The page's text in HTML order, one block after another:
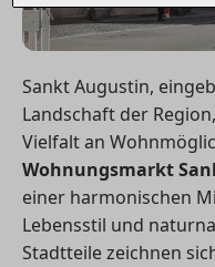
Sankt Augustin,
Landschaft der
Vielfalt an
Wohnungsmarkt
einer harmonischen
Lebensstil und
Stadtteile zeichnen